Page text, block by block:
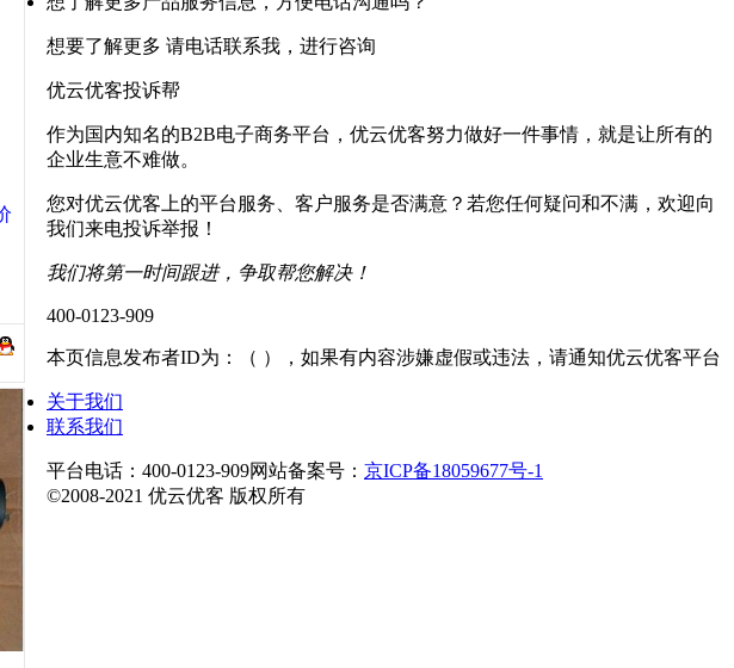
想要了解更多 请电话联系我，进行咨询
优云优客投诉帮
作为国内知名的B2B电子商务平台，优云优客努力做好一件事情，就是让所有的
企业生意不难做。
您对优云优客上的平台服务、客户服务是否满意？若您任何疑问和不满，欢迎向
我们来电投诉举报！
我们将第一时间跟进，争取帮您解决！
400-0123-909
本页信息发布者ID为： （ ），如果有内容涉嫌虚假或违法，请通知优云优客平台
关于我们
联系我们
平台电话：400-0123-909网站备案号： 京ICP备18059677号-1
©2008-2021 优云优客 版权所有